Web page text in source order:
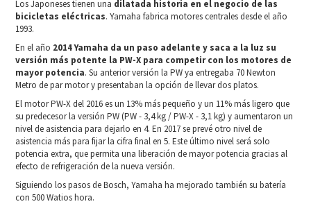
Los Japoneses tienen una dilatada historia en el negocio de las
bicicletas eléctricas. Yamaha fabrica motores centrales desde el año
1993.
En el año 2014 Yamaha da un paso adelante y saca a la luz su
versión más potente la PW-X para competir con los motores de
mayor potencia. Su anterior versión la PW ya entregaba 70 Newton
Metro de par motor y presentaban la opción de llevar dos platos.
El motor PW-X del 2016 es un 13% más pequeño y un 11% más ligero que
su predecesor la versión PW (PW - 3,4 kg / PW-X - 3,1 kg) y aumentaron un
nivel de asistencia para dejarlo en 4. En 2017 se prevé otro nivel de
asistencia más para fijar la cifra final en 5. Este último nivel será solo
potencia extra, que permita una liberación de mayor potencia gracias al
efecto de refrigeración de la nueva versión.
Siguiendo los pasos de Bosch, Yamaha ha mejorado también su batería
con 500 Watios hora.